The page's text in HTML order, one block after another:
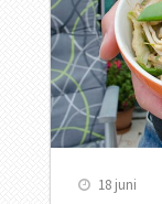
18 juni